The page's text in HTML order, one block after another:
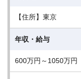
【住所】東京
年収・給与
600万円～1050万円